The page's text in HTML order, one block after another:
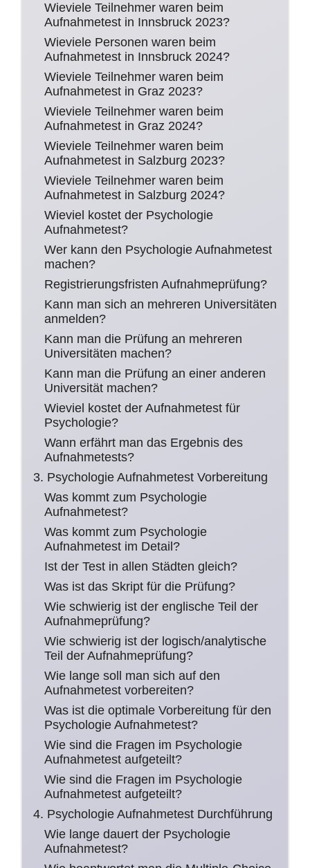
Wieviele Teilnehmer waren beim
Aufnahmetest in Innsbruck 2023?
Wieviele Personen waren beim
Aufnahmetest in Innsbruck 2024?
Wieviele Teilnehmer waren beim
Aufnahmetest in Graz 2023?
Wieviele Teilnehmer waren beim
Aufnahmetest in Graz 2024?
Wieviele Teilnehmer waren beim
Aufnahmetest in Salzburg 2023?
Wieviele Teilnehmer waren beim
Aufnahmetest in Salzburg 2024?
Wieviel kostet der Psychologie
Aufnahmetest?
Wer kann den Psychologie Aufnahmetest
machen?
Registrierungsfristen Aufnahmeprüfung?
Kann man sich an mehreren Universitäten
anmelden?
Kann man die Prüfung an mehreren
Universitäten machen?
Kann man die Prüfung an einer anderen
Universität machen?
Wieviel kostet der Aufnahmetest für
Psychologie?
Wann erfährt man das Ergebnis des
Aufnahmetests?
3. Psychologie Aufnahmetest Vorbereitung
Was kommt zum Psychologie
Aufnahmetest?
Was kommt zum Psychologie
Aufnahmetest im Detail?
Ist der Test in allen Städten gleich?
Was ist das Skript für die Prüfung?
Wie schwierig ist der englische Teil der
Aufnahmeprüfung?
Wie schwierig ist der logisch/analytische
Teil der Aufnahmeprüfung?
Wie lange soll man sich auf den
Aufnahmetest vorbereiten?
Was ist die optimale Vorbereitung für den
Psychologie Aufnahmetest?
Wie sind die Fragen im Psychologie
Aufnahmetest aufgeteilt?
Wie sind die Fragen im Psychologie
Aufnahmetest aufgeteilt?
4. Psychologie Aufnahmetest Durchführung
Wie lange dauert der Psychologie
Aufnahmetest?